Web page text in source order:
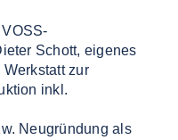
Schott, eigenes
zur
inkl.
Neugründung als